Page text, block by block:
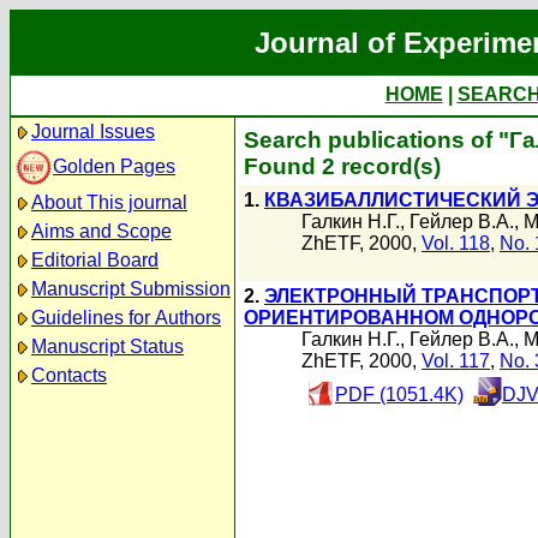
Journal of
HOME
Journal Issues
Golden Pages
About This journal
Aims and Scope
Editorial Board
Manuscript Submission
Guidelines for Authors
Manuscript Status
Contacts
Search publications of
Found 2 record(s)
1. КВАЗИБАЛЛИСТИЧЕСКИЙ
Галкин Н.Г., Гейлер В.А.,
ZhETF, 2000, Vol. 118, No.
2. ЭЛЕКТРОННЫЙ
ОРИЕНТИРОВАННОМ
Галкин Н.Г., Гейлер В.А.,
ZhETF, 2000, Vol. 117, No.
PDF (1051.4K)